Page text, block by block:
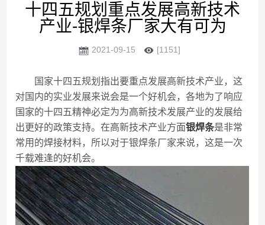
十四五规划重点发展高新技术
产业-银焊条厂家大有可为
2021-09-15 [1151]
国家十四五规划指出要重点发展高新技术产业，这
对国内的实业发展来说会是一个好机会，各地为了响应
国家的十四五精神必定为为高新技术发展产业的发展给
出更好的政策支持。在高新技术产业方面银焊条是非常
常用的焊接材料，所以对于银焊条厂家来说，这是一次
千载难逢的好机会。